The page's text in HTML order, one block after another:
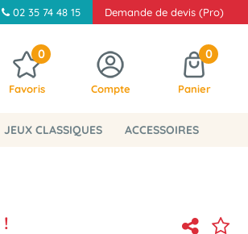
02 35 74 48 15 Demande de devis (Pro)
0
Favoris Compte
0
Panier
JEUX CLASSIQUES ACCESSOIRES